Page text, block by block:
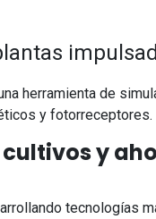
herramienta de
y fotorreceptores.
y
tecnologías